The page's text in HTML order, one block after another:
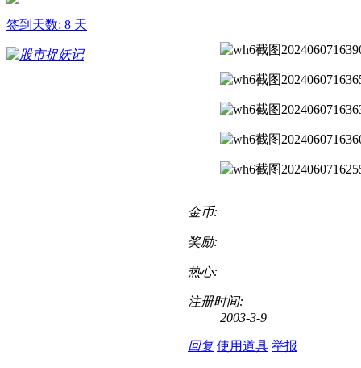
签到天数: 8 天
金币:
奖励:
热心:
注册时间:
2003-3-9
回复 使用道具 举报